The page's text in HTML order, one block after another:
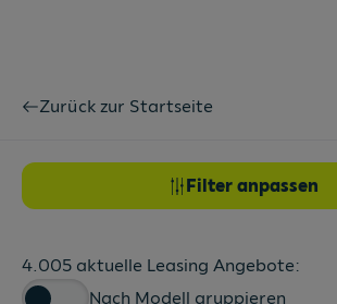
Zurück zur Startseite
Filter anpassen
4.005 aktuelle Leasing Angebote:
Nach Modell gruppieren